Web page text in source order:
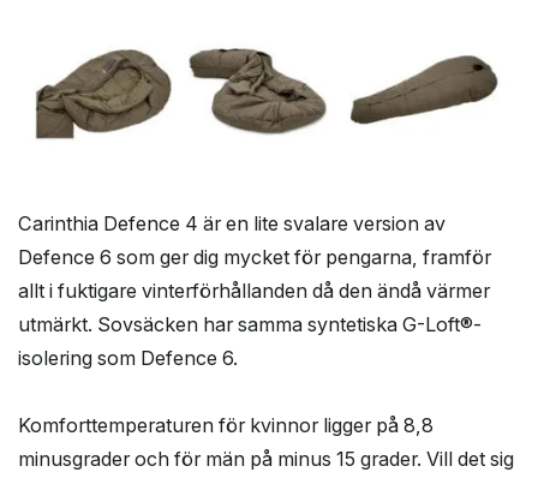
Carinthia Defence 4 är en lite svalare version av
Defence 6 som ger dig mycket för pengarna, framför
allt i fuktigare vinterförhållanden då den ändå värmer
utmärkt. Sovsäcken har samma syntetiska G-Loft®-
isolering som Defence 6.
Komforttemperaturen för kvinnor ligger på 8,8
minusgrader och för män på minus 15 grader. Vill det sig